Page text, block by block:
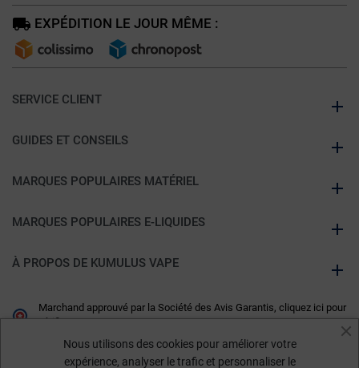
EXPÉDITION LE JOUR MÊME :
SERVICE CLIENT
GUIDES ET CONSEILS
MARQUES POPULAIRES MATÉRIEL
MARQUES POPULAIRES E-LIQUIDES
À PROPOS DE KUMULUS VAPE
Marchand approuvé par la Société des Avis Garantis, cliquez ici pour
vérifier.
Nous utilisons des cookies pour améliorer votre
expérience, analyser le trafic et personnaliser le